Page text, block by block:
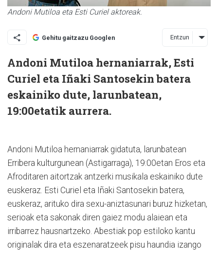
Andoni Mutiloa eta Esti Curiel aktoreak.
Gehitu gaitzazu Googlen Entzun
Andoni Mutiloa hernaniarrak, Esti
Curiel eta Iñaki Santosekin batera
eskainiko dute, larunbatean,
19:00etatik aurrera.
Andoni Mutiloa hernaniarrak gidatuta, larunbatean
Erribera kulturgunean (Astigarraga), 19:00etan Eros eta
Afroditaren aitortzak antzerki musikala eskainiko dute
euskeraz. Esti Curiel eta Iñaki Santosekin batera,
euskeraz, arituko dira sexu-aniztasunari buruz hizketan,
serioak eta sakonak diren gaiez modu alaiean eta
irribarrez hausnartzeko. Abestiak pop estiloko kantu
originalak dira eta eszenaratzeek pisu haundia izango